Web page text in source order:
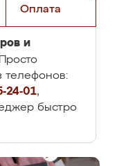
Оплата
и
телефонов:
24-01,
быстро